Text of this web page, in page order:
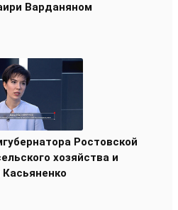
Варданяном
Ростовской
хозяйства и